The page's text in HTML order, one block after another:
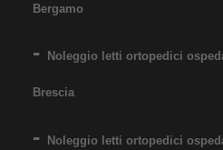
Bergamo
Noleggio letti ortopedici
Brescia
Noleggio letti ortopedici